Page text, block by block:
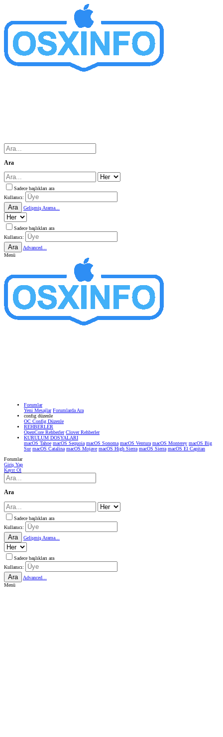
Ara
Sadece başlıkları ara
Kullanıcı:
Ara Gelişmiş Arama...
Sadece başlıkları ara
Kullanıcı:
Ara
Advanced...
Menü
Forumlar
Yeni Mesajlar Forumlarda Ara
confıg düzenle
OC Config Düzenle
REHBERLER
OpenCore Rehberler Clover Rehberler
KURULUM DOSYALARI
macOS Tahoe macOS Sequoia macOS Sonoma macOS Ventura macOS Monterey macOS Big
Sur macOS Catalina macOS Mojave macOS High Sierra macOS Sierra macOS El Capitan
Forumlar
Giriş Yap
Kayıt Ol
Ara
Sadece başlıkları ara
Kullanıcı:
Ara Gelişmiş Arama...
Sadece başlıkları ara
Kullanıcı:
Ara
Advanced...
Menü